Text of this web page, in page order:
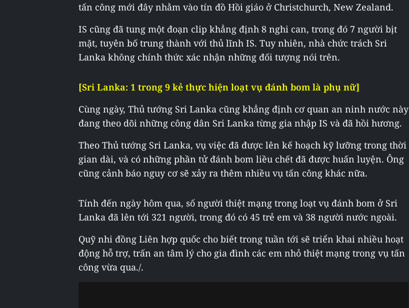
tấn công mới đây nhằm vào tín đồ Hồi giáo ở Christchurch, New Zealand.
IS cũng đã tung một đoạn clip khẳng định 8 nghi can, trong đó 7 người bịt
mặt, tuyên bố trung thành với thủ lĩnh IS. Tuy nhiên, nhà chức trách Sri
Lanka không chính thức xác nhận những đối tượng nói trên.
[Sri Lanka: 1 trong 9 kẻ thực hiện loạt vụ đánh bom là phụ nữ]
Cùng ngày, Thủ tướng Sri Lanka cũng khẳng định cơ quan an ninh nước này
đang theo dõi những công dân Sri Lanka từng gia nhập IS và đã hồi hương.
Theo Thủ tướng Sri Lanka, vụ việc đã được lên kế hoạch kỹ lưỡng trong thời
gian dài, và có những phần tử đánh bom liều chết đã được huấn luyện. Ông
cũng cảnh báo nguy cơ sẽ xảy ra thêm nhiều vụ tấn công khác nữa.
Tính đến ngày hôm qua, số người thiệt mạng trong loạt vụ đánh bom ở Sri
Lanka đã lên tới 321 người, trong đó có 45 trẻ em và 38 người nước ngoài.
Quỹ nhi đồng Liên hợp quốc cho biết trong tuần tới sẽ triển khai nhiều hoạt
động hỗ trợ, trấn an tâm lý cho gia đình các em nhỏ thiệt mạng trong vụ tấn
công vừa qua./.